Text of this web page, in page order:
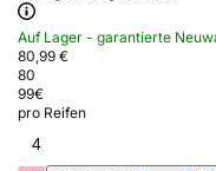
Auf Lager - garantierte
80,99 €
80
99€
pro Reifen
4